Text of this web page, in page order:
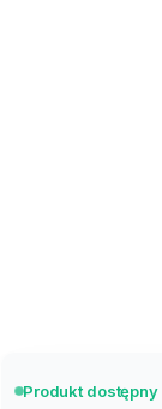
Produkt dostępny